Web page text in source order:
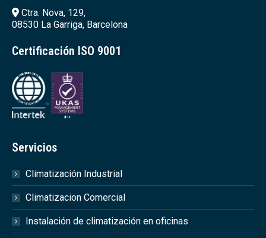
Ctra. Nova, 129,
08530 La Garriga, Barcelona
Certificación ISO 9001
Servicios
Climatización Industrial
Climatizacion Comercial
Instalación de climatización en oficinas